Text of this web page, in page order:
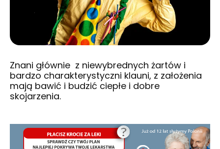
Znani głównie z niewybrednych żartów i
bardzo charakterystyczni klauni, z założenia
mają bawić i budzić ciepłe i dobre
skojarzenia.